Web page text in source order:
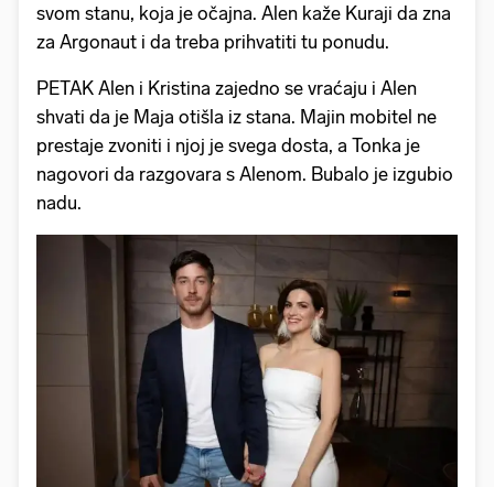
svom stanu, koja je očajna. Alen kaže Kuraji da zna
za Argonaut i da treba prihvatiti tu ponudu.
PETAK Alen i Kristina zajedno se vraćaju i Alen
shvati da je Maja otišla iz stana. Majin mobitel ne
prestaje zvoniti i njoj je svega dosta, a Tonka je
nagovori da razgovara s Alenom. Bubalo je izgubio
nadu.